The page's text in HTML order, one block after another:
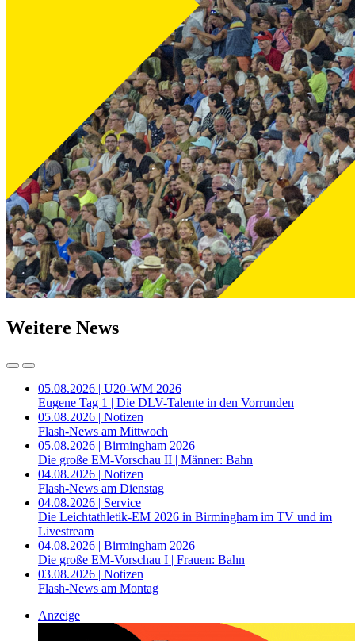
Weitere News
05.08.2026 | U20-WM 2026
Eugene Tag 1 | Die DLV-Talente in den Vorrunden
05.08.2026 | Notizen
Flash-News am Mittwoch
05.08.2026 | Birmingham 2026
Die große EM-Vorschau II | Männer: Bahn
04.08.2026 | Notizen
Flash-News am Dienstag
04.08.2026 | Service
Die Leichtathletik-EM 2026 in Birmingham im TV und im
Livestream
04.08.2026 | Birmingham 2026
Die große EM-Vorschau I | Frauen: Bahn
03.08.2026 | Notizen
Flash-News am Montag
Anzeige